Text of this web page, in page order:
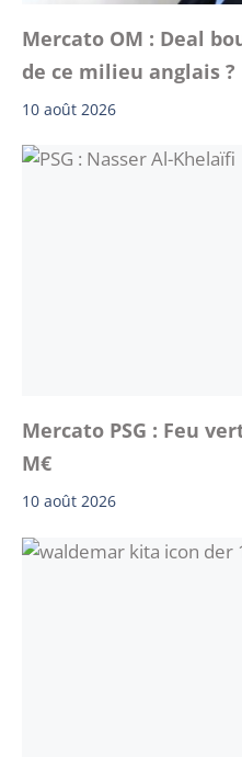
Mercato OM : Deal
de ce milieu anglais ?
10 août 2026
Mercato PSG : Feu
M€
10 août 2026